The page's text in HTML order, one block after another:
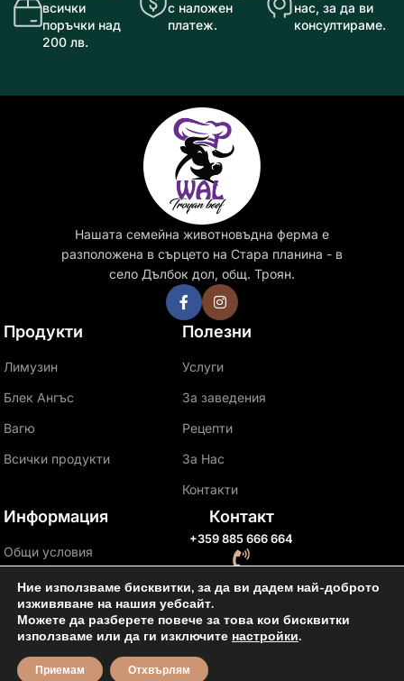
всички
поръчки над
200 лв.
с наложен
платеж.
нас, за да ви
консултираме.
Нашата семейна животновъдна ферма е
разположена в сърцето на Стара планина - в
село Дълбок дол, общ. Троян.
Продукти
Лимузин
Блек Ангъс
Вагю
Всички продукти
Полезни
Услуги
За заведения
Рецепти
За Нас
Контакти
Информация
Общи условия
Политика за
поверителност
Политика за връщане
Контакт
+359 885 666 664
WAL.bg 2026 © Всички права запазени
Ние използваме бисквитки, за да ви дадем най-доброто
изживяване на нашия уебсайт.
Можете да разберете повече за това кои бисквитки
използваме или да ги изключите настройки.
Приемам Отхвърлям